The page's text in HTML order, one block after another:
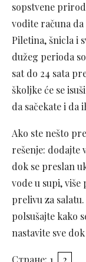
sopstvene
vodite računa
Piletina, šnicla i
dužeg perioda
sat do 24 sata
školjke će se
da sačekate i
Ako ste nešto
rešenje: dodajte
dok se preslan
vode u supi, više
prelivu za
polsušajte kako
nastavite sve
Стране: 1 2